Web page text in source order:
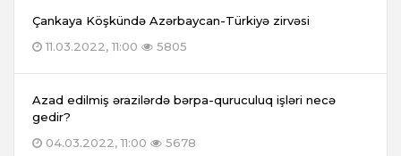
Çankaya Köşkündə Azərbaycan-Türkiyə zirvəsi
11.03.2022, 11:00
5805
Azad edilmiş ərazilərdə bərpa-quruculuq işləri necə
gedir?
04.03.2022, 11:00
5678